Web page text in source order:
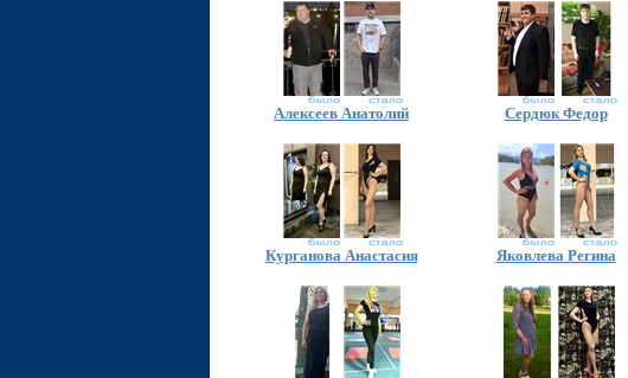
Алексеев Анатолий Сердюк Федор
Курганова Анастасия Яковлева Регина